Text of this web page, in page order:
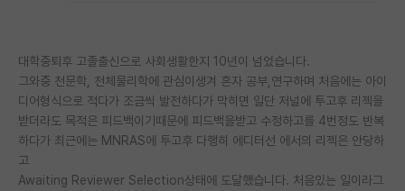
학부 인턴 게시판
취업 게시판
임용 후기 게시판
PI 전용 게시판
대학중퇴후 고졸출신으로 사회생활한지 10년이 넘었습니다.
그와중 천문학, 천체물리학에 관심이생겨 혼자 공부,연구하며 처음에는 아이
디어형식으로 적다가 조금씩 발전하다가 막히면 일단 저널에 투고후 리젝을
받더라도 목적은 피드백이기때문에 피드백을받고 수정하고를 4번정도 반복
하다가 최근에는 MNRAS에 투고후 다행히 에디터선 에서의 리젝은 안당하
고
Awaiting Reviewer Selection상태에 도달했습니다. 처음있는 일이라그